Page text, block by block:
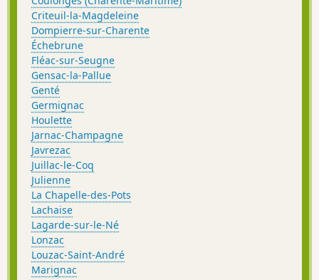
Criteuil-la-Magdeleine
Dompierre-sur-Charente
Échebrune
Fléac-sur-Seugne
Gensac-la-Pallue
Genté
Germignac
Houlette
Jarnac-Champagne
Javrezac
Juillac-le-Coq
Julienne
La Chapelle-des-Pots
Lachaise
Lagarde-sur-le-Né
Lonzac
Louzac-Saint-André
Marignac